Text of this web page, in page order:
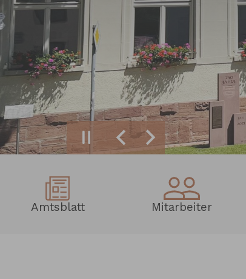
ZurückWeiter
Amtsblatt Mitarbeiter